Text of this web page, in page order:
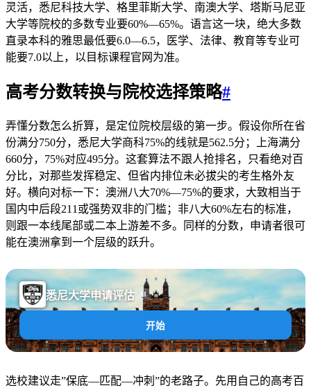
灵活，悉尼科技大学、格里菲斯大学、南澳大学、塔斯马尼亚
大学等院校的多数专业要60%—65%。语言这一块，绝大多数
直录本科的雅思最低要6.0—6.5，医学、法律、教育等专业可
能要7.0以上，以目标课程官网为准。
高考分数转换与院校选择策略#
弄懂分数怎么折算，是定位院校层级的第一步。假设你所在省
份满分750分，悉尼大学商科75%的线就是562.5分；上海满分
660分，75%对应495分。这套算法不跟人抢排名，只看绝对百
分比，对那些发挥稳定、但省内排位未必拔尖的考生格外友
好。横向对标一下：澳洲八大70%—75%的要求，大致相当于
国内中后段211或强势双非的门槛；非八大60%左右的标准，
则跟一本线尾部或二本上游差不多。同样的分数，申请者很可
能在澳洲拿到一个层级的跃升。
悉尼大学申请评估 AI
开始
选校建议走”保底—匹配—冲刺”的老路子。先用自己的高考百